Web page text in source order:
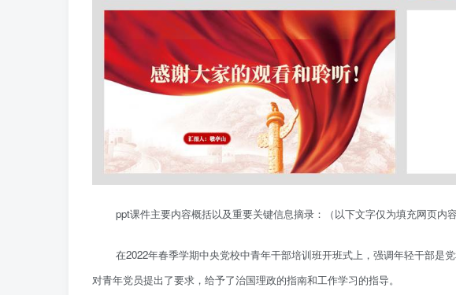
ppt课件主要内容概括以及重要关键信息摘录：（以下文字仅为填充网页内
在2022年春季学期中央党校中青年干部培训班开班式上，强调年轻干部是
对青年党员提出了要求，给予了治国理政的指南和工作学习的指导。